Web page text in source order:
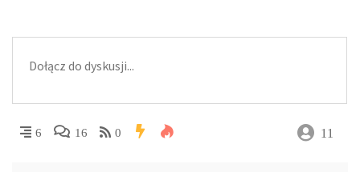
6 16 0 11